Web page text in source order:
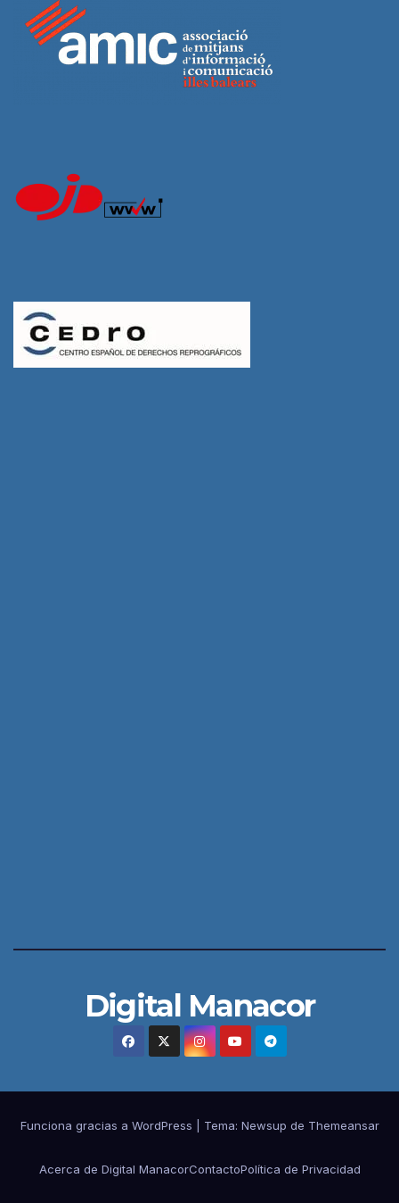
Digital Manacor
Funciona gracias a WordPress Tema: Newsup de Themeansar
Acerca de Digital ManacorContactoPolítica de Privacidad